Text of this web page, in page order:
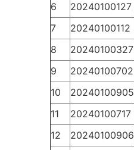
6
20240100127
7
20240100112
8
20240100327
9
20240100702
10
20240100905
11
20240100717
12
20240100906